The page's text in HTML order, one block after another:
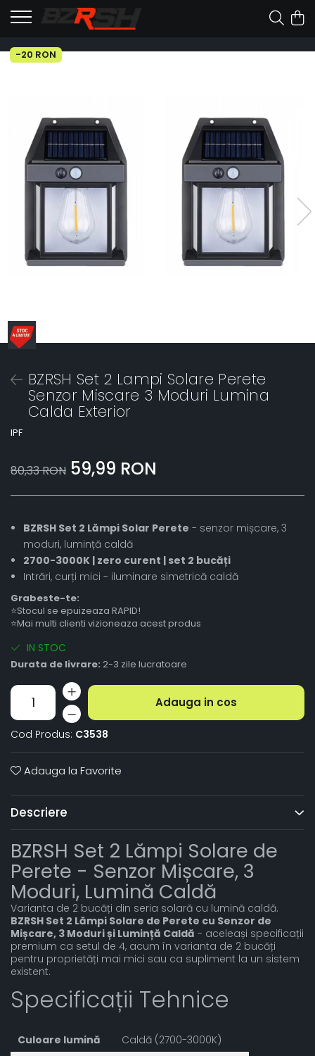
-20 RON
BZRSH Set 2 Lampi Solare Perete
Senzor Miscare 3 Moduri Lumina
Calda Exterior
IPF
80,33 RON 59,99 RON
BZRSH Set 2 Lămpi Solar Perete - senzor mișcare, 3
moduri, lumință caldă
2700-3000K | zero curent | set 2 bucăți
Intrări, curți mici - iluminare simetrică caldă
Grabeste-te:
⭐Stocul se epuizeaza RAPID!
⭐Mai multi clienti vizioneaza acest produs
IN STOC
Durata de livrare: 2-3 zile lucratoare
Adauga in cos
Cod Produs: C3538
Adauga la Favorite
Descriere
BZRSH Set 2 Lămpi Solare de
Perete - Senzor Mișcare, 3
Moduri, Lumină Caldă
Varianta de 2 bucăți din seria solară cu lumină caldă.
BZRSH Set 2 Lămpi Solare de Perete cu Senzor de
Mișcare, 3 Moduri și Lumință Caldă - aceleași specificații
premium ca setul de 4, acum în varianta de 2 bucăți
pentru proprietăți mai mici sau ca supliment la un sistem
existent.
Specificații Tehnice
Culoare lumină
Caldă (2700-3000K)